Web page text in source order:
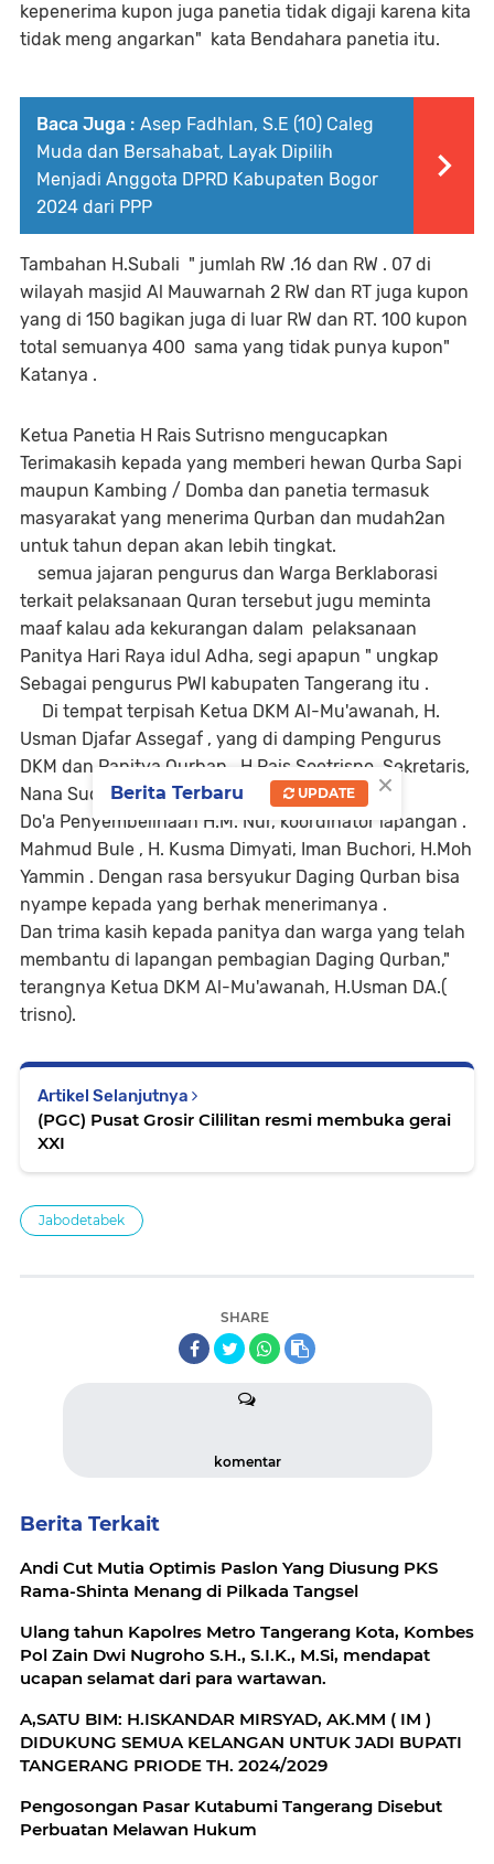
kepenerima kupon juga panetia tidak digaji karena kita
tidak meng angarkan" kata Bendahara panetia itu.
Baca Juga : Asep Fadhlan, S.E (10) Caleg
Muda dan Bersahabat, Layak Dipilih
Menjadi Anggota DPRD Kabupaten Bogor
2024 dari PPP
Tambahan H.Subali " jumlah RW .16 dan RW . 07 di
wilayah masjid Al Mauwarnah 2 RW dan RT juga kupon
yang di 150 bagikan juga di luar RW dan RT. 100 kupon
total semuanya 400 sama yang tidak punya kupon"
Katanya .
Ketua Panetia H Rais Sutrisno mengucapkan
Terimakasih kepada yang memberi hewan Qurba Sapi
maupun Kambing / Domba dan panetia termasuk
masyarakat yang menerima Qurban dan mudah2an
untuk tahun depan akan lebih tingkat.
semua jajaran pengurus dan Warga Berklaborasi
terkait pelaksanaan Quran tersebut jugu meminta
maaf kalau ada kekurangan dalam pelaksanaan
Panitya Hari Raya idul Adha, segi apapun " ungkap
Sebagai pengurus PWI kabupaten Tangerang itu .
Di tempat terpisah Ketua DKM Al-Mu'awanah, H.
Usman Djafar Assegaf , yang di damping Pengurus
DKM dan Panitya Qurban , H.Rais Soetrisno, Sekretaris,
Nana Sudiana, Bendahara H. Achmad Subali.
Do'a Penyembelihaan H.M. Nur, koordinator lapangan .
Mahmud Bule , H. Kusma Dimyati, Iman Buchori, H.Moh
Yammin . Dengan rasa bersyukur Daging Qurban bisa
nyampe kepada yang berhak menerimanya .
Dan trima kasih kepada panitya dan warga yang telah
membantu di lapangan pembagian Daging Qurban,"
terangnya Ketua DKM Al-Mu'awanah, H.Usman DA.(
trisno).
Artikel Selanjutnya
(PGC) Pusat Grosir Cililitan resmi membuka gerai
XXI
Jabodetabek
SHARE
komentar
Berita Terkait
Andi Cut Mutia Optimis Paslon Yang Diusung PKS
Rama-Shinta Menang di Pilkada Tangsel
Ulang tahun Kapolres Metro Tangerang Kota, Kombes
Pol Zain Dwi Nugroho S.H., S.I.K., M.Si, mendapat
ucapan selamat dari para wartawan.
A,SATU BIM: H.ISKANDAR MIRSYAD, AK.MM ( IM )
DIDUKUNG SEMUA KELANGAN UNTUK JADI BUPATI
TANGERANG PRIODE TH. 2024/2029
Pengosongan Pasar Kutabumi Tangerang Disebut
Perbuatan Melawan Hukum
×
Berita Terbaru UPDATE